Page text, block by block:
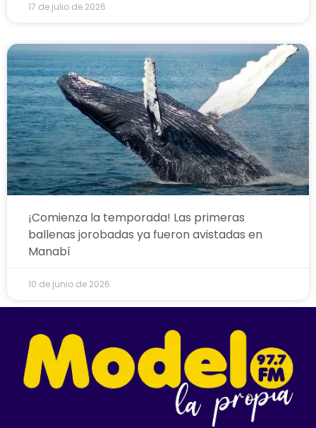
17 de julio de 2026
¡Comienza la temporada! Las primeras
ballenas jorobadas ya fueron avistadas en
Manabí
10 de junio de 2026